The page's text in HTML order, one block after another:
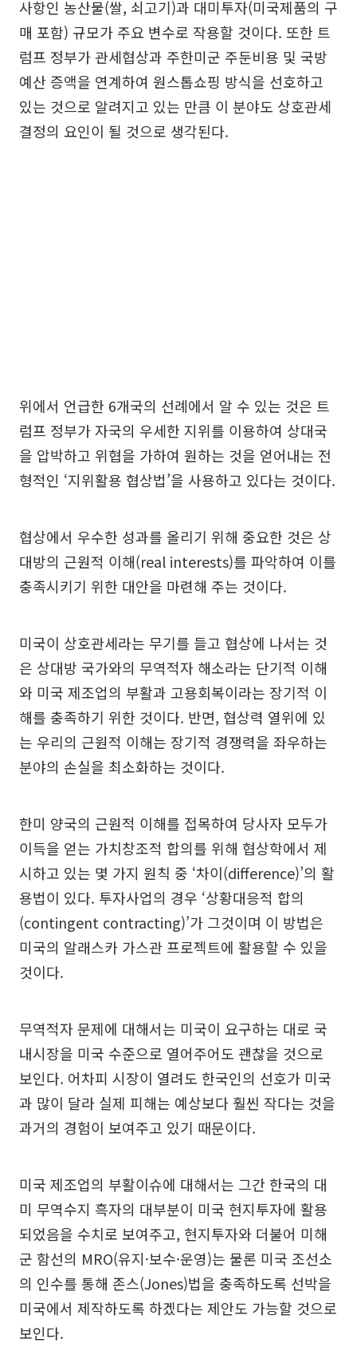
사항인 농산물(쌀, 쇠고기)과 대미투자(미국제품의 구
매 포함) 규모가 주요 변수로 작용할 것이다. 또한 트
럼프 정부가 관세협상과 주한미군 주둔비용 및 국방
예산 증액을 연계하여 원스톱쇼핑 방식을 선호하고
있는 것으로 알려지고 있는 만큼 이 분야도 상호관세
결정의 요인이 될 것으로 생각된다.
위에서 언급한 6개국의 선례에서 알 수 있는 것은 트
럼프 정부가 자국의 우세한 지위를 이용하여 상대국
을 압박하고 위협을 가하여 원하는 것을 얻어내는 전
형적인 ‘지위활용 협상법’을 사용하고 있다는 것이다.
협상에서 우수한 성과를 올리기 위해 중요한 것은 상
대방의 근원적 이해(real interests)를 파악하여 이를
충족시키기 위한 대안을 마련해 주는 것이다.
미국이 상호관세라는 무기를 들고 협상에 나서는 것
은 상대방 국가와의 무역적자 해소라는 단기적 이해
와 미국 제조업의 부활과 고용회복이라는 장기적 이
해를 충족하기 위한 것이다. 반면, 협상력 열위에 있
는 우리의 근원적 이해는 장기적 경쟁력을 좌우하는
분야의 손실을 최소화하는 것이다.
한미 양국의 근원적 이해를 접목하여 당사자 모두가
이득을 얻는 가치창조적 합의를 위해 협상학에서 제
시하고 있는 몇 가지 원칙 중 ‘차이(difference)’의 활
용법이 있다. 투자사업의 경우 ‘상황대응적 합의
(contingent contracting)’가 그것이며 이 방법은
미국의 알래스카 가스관 프로젝트에 활용할 수 있을
것이다.
무역적자 문제에 대해서는 미국이 요구하는 대로 국
내시장을 미국 수준으로 열어주어도 괜찮을 것으로
보인다. 어차피 시장이 열려도 한국인의 선호가 미국
과 많이 달라 실제 피해는 예상보다 훨씬 작다는 것을
과거의 경험이 보여주고 있기 때문이다.
미국 제조업의 부활이슈에 대해서는 그간 한국의 대
미 무역수지 흑자의 대부분이 미국 현지투자에 활용
되었음을 수치로 보여주고, 현지투자와 더불어 미해
군 함선의 MRO(유지·보수·운영)는 물론 미국 조선소
의 인수를 통해 존스(Jones)법을 충족하도록 선박을
미국에서 제작하도록 하겠다는 제안도 가능할 것으로
보인다.